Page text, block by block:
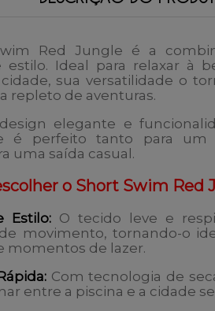
Red Jungle é a
estilo. Ideal para relaxar à
sua versatilidade o
repleto de aventuras.
elegante e
é perfeito tanto para um
uma saída casual.
o Short Swim Red
Estilo: O tecido leve e
movimento, tornando-o
momentos de lazer.
Com tecnologia de
entre a piscina e a cidade